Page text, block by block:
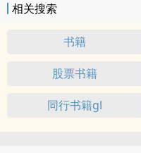
相关搜索
书籍
股票书籍
同行书籍gl